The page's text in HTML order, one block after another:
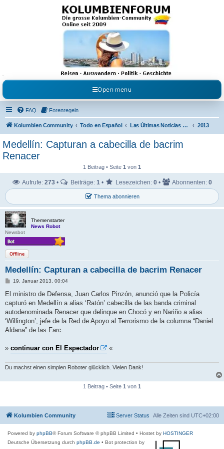
Kolumbienforum - Das
grosse Forum der
Freunde Kolumbiens
Reisen, Auswandern, Kultur, Politik, Geschichte und Visum in Kolumbien und Venezuela.
Austausch, Erfahrungen und Gemeinschaft im Kolumbienforum
Open menu
FAQ Forenregeln
Kolumbien Community Todo en Español Las Últimas Noticias en Español 2013
Medellín: Capturan a cabecilla de bacrim
Renacer
1 Beitrag • Seite 1 von 1
Thema abonnieren
Aufrufe: 273 • Beiträge: 1 • Lesezeichen: 0 • Abonnenten: 0
Themenstarter
News Robot
Newsbot
Offline
Medellín: Capturan a cabecilla de bacrim Renacer
B
r
a
19. Januar 2013, 00:04
El ministro de Defensa, Juan Carlos Pinzón, anunció que la Policía
capturó en Medellín a alias ‘Ratón’ cabecilla de las banda criminal
autodenominada Renacer que delinque en Chocó y en Nariño a alias
‘Willington’, jefe de la Red de Apoyo al Terrorismo de la columna “Daniel
Aldana” de las Farc.
» continuar con El Espectador «
Du machst einen simplen Roboter glücklich. Vielen Dank!
1 Beitrag • Seite 1 von 1
Kolumbien Community Alle Zeiten sind UTC+02:00
Server Status
Powered by phpBB® Forum Software © phpBB Limited • Hostet by HOSTINGER
Deutsche Übersetzung durch phpBB.de • Bot protection by